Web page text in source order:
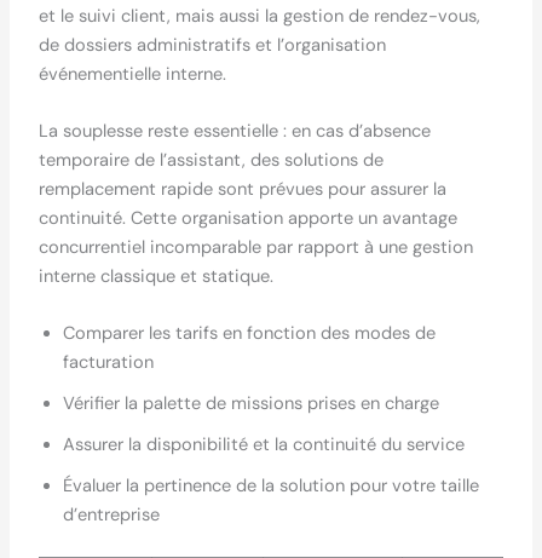
et le suivi client, mais aussi la gestion de rendez-vous,
de dossiers administratifs et l’organisation
événementielle interne.
La souplesse reste essentielle : en cas d’absence
temporaire de l’assistant, des solutions de
remplacement rapide sont prévues pour assurer la
continuité. Cette organisation apporte un avantage
concurrentiel incomparable par rapport à une gestion
interne classique et statique.
Comparer les tarifs en fonction des modes de
facturation
Vérifier la palette de missions prises en charge
Assurer la disponibilité et la continuité du service
Évaluer la pertinence de la solution pour votre taille
d’entreprise